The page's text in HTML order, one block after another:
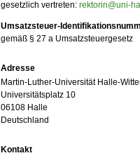
gesetzlich vertreten: rektorin@uni-
Umsatzsteuer-
gemäß § 27 a Umsatzsteuergesetz
Adresse
Martin-Luther-Universität Halle-
Universitätsplatz 10
06108 Halle
Deutschland
Kontakt